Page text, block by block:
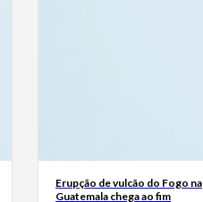
Erupção de vulcão do Fogo na
Guatemala chega ao fim